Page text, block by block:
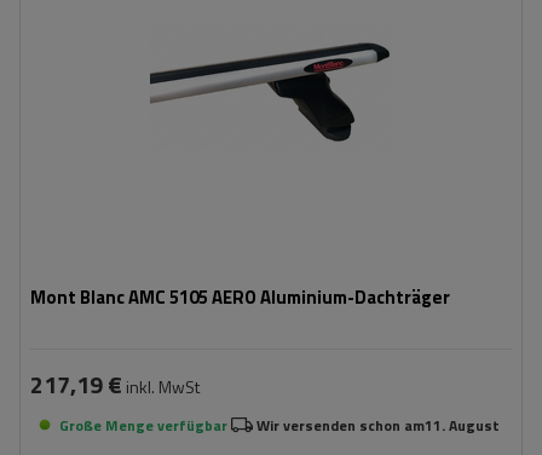
Mont Blanc AMC 5105 AERO Aluminium-Dachträger
217,19 € inkl. MwSt
Große Menge verfügbar Wir versenden schon am11. August